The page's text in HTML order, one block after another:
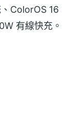
ColorOS 16
有線快充。